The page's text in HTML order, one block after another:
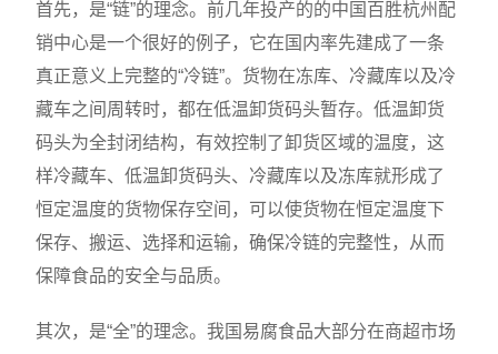
首先，是“链”的理念。前几年投产的的中国百胜杭州配
销中心是一个很好的例子，它在国内率先建成了一条
真正意义上完整的“冷链”。货物在冻库、冷藏库以及冷
藏车之间周转时，都在低温卸货码头暂存。低温卸货
码头为全封闭结构，有效控制了卸货区域的温度，这
样冷藏车、低温卸货码头、冷藏库以及冻库就形成了
恒定温度的货物保存空间，可以使货物在恒定温度下
保存、搬运、选择和运输，确保冷链的完整性，从而
保障食品的安全与品质。
其次，是“全”的理念。我国易腐食品大部分在商超市场